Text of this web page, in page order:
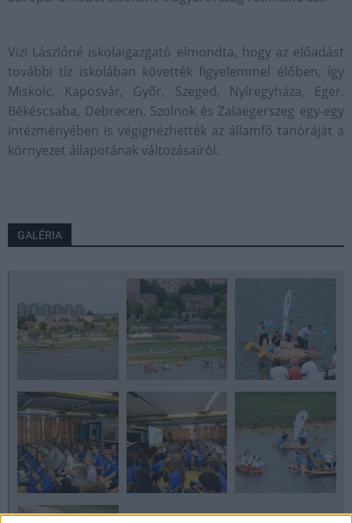
Vizi Lászlóné iskolaigazgató elmondta, hogy az előadást
további tíz iskolában követték figyelemmel élőben, így
Miskolc, Kaposvár, Győr, Szeged, Nyíregyháza, Eger,
Békéscsaba, Debrecen, Szolnok és Zalaegerszeg egy-egy
intézményében is végignézhették az államfő tanóráját a
környezet állapotának változásairól.
GALÉRIA